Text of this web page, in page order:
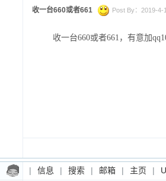
收一台660或者661 Post By：2019-4-
收一台660或者661，有意加
| 信息 | 搜索 | 邮箱 | 主页 |